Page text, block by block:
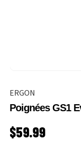
ERGON
Poignées GS1
PRIX HABITUEL
$59.99